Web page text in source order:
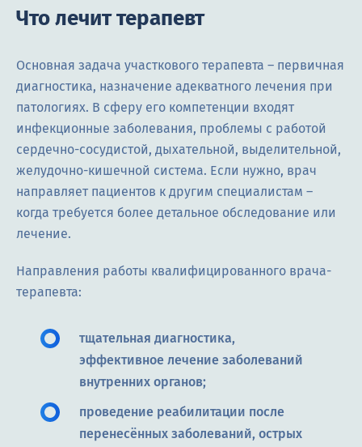
Что лечит терапевт
Основная задача участкового терапевта – первичная
диагностика, назначение адекватного лечения при
патологиях. В сферу его компетенции входят
инфекционные заболевания, проблемы с работой
сердечно-сосудистой, дыхательной, выделительной,
желудочно-кишечной система. Если нужно, врач
направляет пациентов к другим специалистам –
когда требуется более детальное обследование или
лечение.
Направления работы квалифицированного врача-
терапевта:
тщательная диагностика,
эффективное лечение заболеваний
внутренних органов;
проведение реабилитации после
перенесённых заболеваний, острых